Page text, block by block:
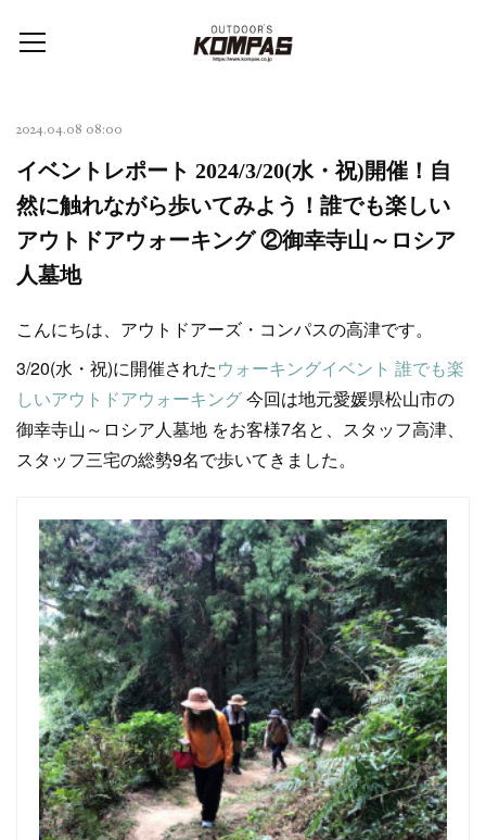
2024.04.08 08:00
イベントレポート 2024/3/20(水・祝)開催！自
然に触れながら歩いてみよう！誰でも楽しい
アウトドアウォーキング ②御幸寺山～ロシア
人墓地
こんにちは、アウトドアーズ・コンパスの高津です。
3/20(水・祝)に開催されたウォーキングイベント 誰でも楽
しいアウトドアウォーキング今回は地元愛媛県松山市の
御幸寺山～ロシア人墓地 をお客様7名と、スタッフ高津、
スタッフ三宅の総勢9名で歩いてきました。